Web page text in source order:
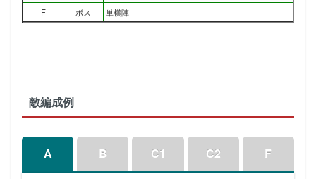
F
ボス 単横陣
敵編成例
A B C1 C2 F